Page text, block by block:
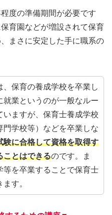
度の準備期間が必要です
育園などが増設されて保育
まさに安定した手に職系の
、保育の養成学校を卒業し
就業というのが一般なルー
いますが、保育士養成学校
門学校等）などを卒業しな
験に合格して資格を取得す
ことはできるのです。ま
等を卒業することで保育士
す。